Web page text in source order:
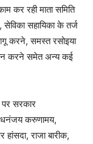
कर रही माता समिति
सहायिका के तर्ज
करने, समस्त रसोइया
करने समेत अन्य कई
पर सरकार
धनंजय करुणामय,
राजा बारीक,